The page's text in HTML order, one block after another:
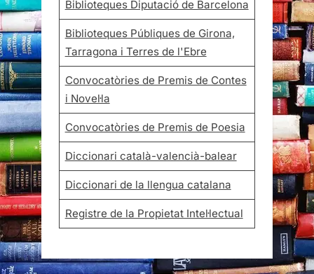
Biblioteques Diputació de Barcelona
Biblioteques Públiques de Girona,
Tarragona i Terres de l'Ebre
Convocatòries de Premis de Contes
i Novel·la
Convocatòries de Premis de Poesia
Diccionari català-valencià-balear
Diccionari de la llengua catalana
Registre de la Propietat Intel·lectual